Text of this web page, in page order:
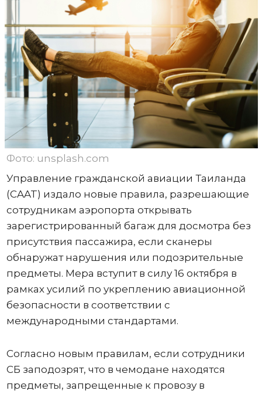
Фото: unsplash.com
Управление гражданской авиации Таиланда
(CAAT) издало новые правила, разрешающие
сотрудникам аэропорта открывать
зарегистрированный багаж для досмотра без
присутствия пассажира, если сканеры
обнаружат нарушения или подозрительные
предметы. Мера вступит в силу 16 октября в
рамках усилий по укреплению авиационной
безопасности в соответствии с
международными стандартами.
Согласно новым правилам, если сотрудники
СБ заподозрят, что в чемодане ​​находятся
предметы, запрещенные к провозу в